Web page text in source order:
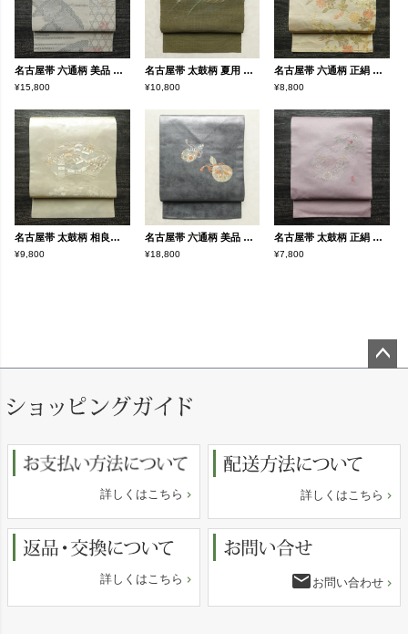
名古屋帯 六通柄 美品 夏用 混紡 木の葉・植物柄 通し仕立て なごや帯 リサイクル帯 帯 未使用品 グレー
¥15,800
名古屋帯 太鼓柄 夏用 正絹 木の葉・植物柄 松葉仕立て なごや帯 リサイクル帯 帯 緑・うぐいす色
¥10,800
名古屋帯 六通柄 正絹 花柄 名古屋仕立て なごや帯 リサイクル帯 帯 箔 金糸 ベージュ
¥8,800
名古屋帯 太鼓柄 相良刺繍 正絹 古典柄 名古屋仕立て なごや帯 リサイクル帯 帯 刺繍 箔 クリーム
¥9,800
名古屋帯 六通柄 美品 正絹 古典柄 名古屋仕立て なごや帯 リサイクル帯 帯 ひょうたん 瓢箪 刺繍 箔 上品 紫・藤色
¥18,800
名古屋帯 太鼓柄 正絹 木の葉・植物柄 名古屋仕立て なごや帯 リサイクル帯 帯 銀糸 紫・藤色
¥7,800
詳しくはこちら 詳しくはこちら
詳しくはこちら email お問い合わせ